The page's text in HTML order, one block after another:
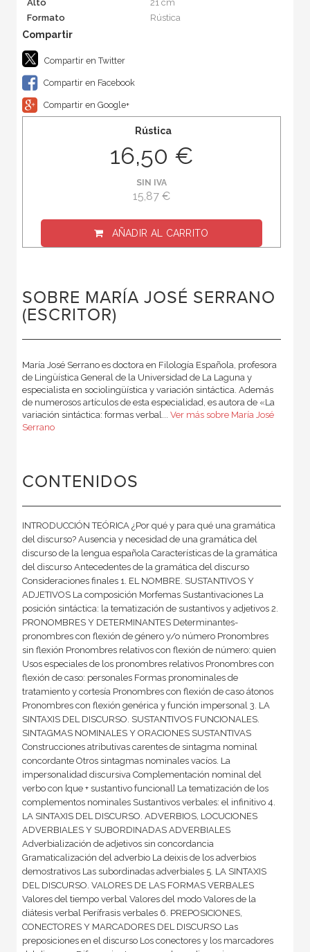
Alto
21 cm
Formato
Rústica
Compartir en Twitter
Compartir en Facebook
Compartir en Google+
Rústica
16,50 €
SIN IVA
15,87 €
AÑADIR AL CARRITO
SOBRE MARÍA JOSÉ SERRANO
(ESCRITOR)
María José Serrano es doctora en Filología Española, profesora
de Lingüística General de la Universidad de La Laguna y
especialista en sociolingüística y variación sintáctica. Además
de numerosos artículos de esta especialidad, es autora de «La
variación sintáctica: formas verbal... Ver más sobre María José
Serrano
CONTENIDOS
INTRODUCCIÓN TEÓRICA ¿Por qué y para qué una gramática
del discurso? Ausencia y necesidad de una gramática del
discurso de la lengua española Características de la gramática
del discurso Antecedentes de la gramática del discurso
Consideraciones finales 1. EL NOMBRE. SUSTANTIVOS Y
ADJETIVOS La composición Morfemas Sustantivaciones La
posición sintáctica: la tematización de sustantivos y adjetivos 2.
PRONOMBRES Y DETERMINANTES Determinantes-
pronombres con flexión de género y/o número Pronombres
sin flexión Pronombres relativos con flexión de número: quien
Usos especiales de los pronombres relativos Pronombres con
flexión de caso: personales Formas pronominales de
tratamiento y cortesía Pronombres con flexión de caso átonos
Pronombres con flexión genérica y función impersonal 3. LA
SINTAXIS DEL DISCURSO. SUSTANTIVOS FUNCIONALES.
SINTAGMAS NOMINALES Y ORACIONES SUSTANTIVAS
Construcciones atributivas carentes de sintagma nominal
concordante Otros sintagmas nominales vacíos. La
impersonalidad discursiva Complementación nominal del
verbo con [que + sustantivo funcional] La tematización de los
complementos nominales Sustantivos verbales: el infinitivo 4.
LA SINTAXIS DEL DISCURSO. ADVERBIOS, LOCUCIONES
ADVERBIALES Y SUBORDINADAS ADVERBIALES
Adverbialización de adjetivos sin concordancia
Gramaticalización del adverbio La deixis de los adverbios
demostrativos Las subordinadas adverbiales 5. LA SINTAXIS
DEL DISCURSO. VALORES DE LAS FORMAS VERBALES
Valores del tiempo verbal Valores del modo Valores de la
diátesis verbal Perífrasis verbales 6. PREPOSICIONES,
CONECTORES Y MARCADORES DEL DISCURSO Las
preposiciones en el discurso Los conectores y los marcadores